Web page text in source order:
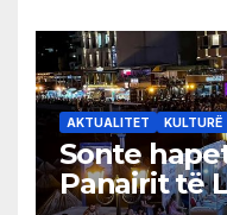
AKTUALITET KULTURË
Sonte
Panairit të